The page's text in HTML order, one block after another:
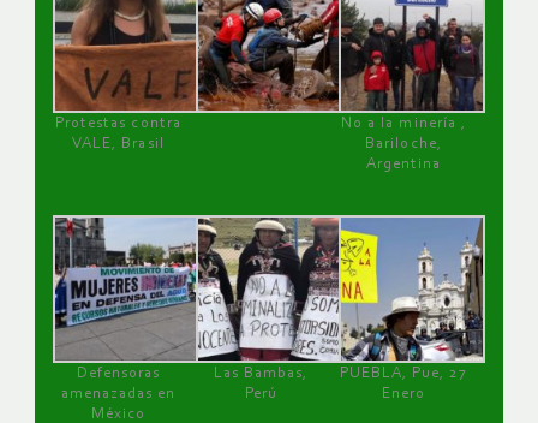
Protestas contra
VALE, Brasil
No a la minería ,
Bariloche,
Argentina
Defensoras
amenazadas en
México
Las Bambas,
Perú
PUEBLA, Pue, 27
Enero